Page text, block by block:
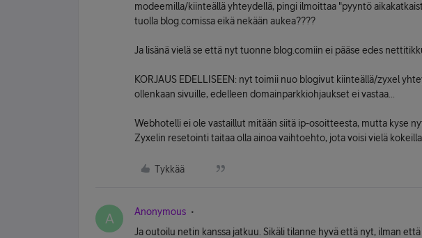
modeemilla/kiinteällä yhteydellä, pingi ilmoittaa "pyyntö
tuolla blog.comissa eikä nekään aukea????
Ja lisänä vielä se että nyt tuonne blog.comiin ei pääse edes
KORJAUS EDELLISEEN: nyt toimii nuo blogivut kiinteällä/zyxel
ollenkaan sivuille, edelleen domainparkkiohjaukset ei vastaa...
Webhotelli ei ole vastaillut mitään siitä ip-osoitteesta, mutta kyse
Zyxelin resetointi taitaa olla ainoa vaihtoehto, jota voisi vielä kokeilla.
Tykkää
A Anonymous
Ja outoilu netin kanssa jatkuu. Sikäli tilanne hyvä että nyt, ilman